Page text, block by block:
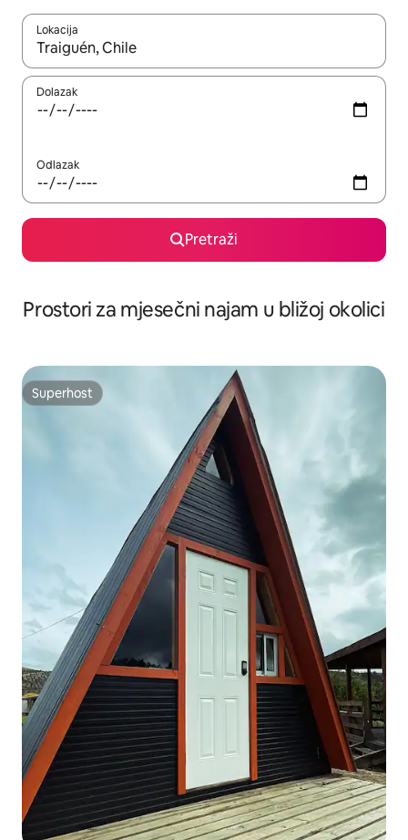
Lokacija
Kada budu dostupni rezultati, moći ćete ih pregledati
Dolazak
Odlazak
Pretraži
Prostori za mjesečni najam u bližoj okolici
Superhost
Superhost